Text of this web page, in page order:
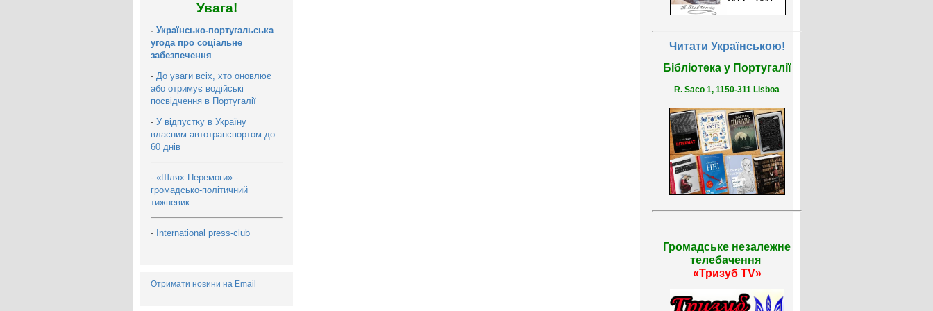
Увага!
- Українсько-португальська
угода про соціальне
забезпечення
- До уваги всіх, хто оновлює
або отримує водійські
посвідчення в Португалії
- У відпустку в Україну
власним автотранспортом до
60 днів
- «Шлях Перемоги» -
громадсько-політичний
тижневик
- International press-club
Отримати новини на Email
Читати Українською!
Бібліотека у Португалії
R. Saco 1, 1150-311 Lisboa
Громадське незалежне
телебачення
«Тризуб TV»